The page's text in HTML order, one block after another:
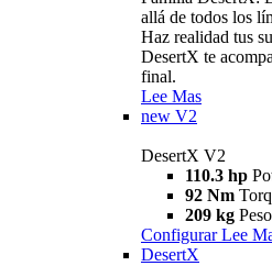
allá de todos los
Haz realidad tus
DesertX te
final.
Lee Mas
new V2
DesertX V2
110.3 hp
92 Nm
209 kg
Configurar Lee
DesertX